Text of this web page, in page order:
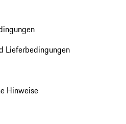
Lieferbedingungen
Hinweise